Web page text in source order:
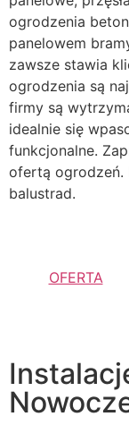
ogrodzenia
panelowem
zawsze stawia
ogrodzenia są
firmy są
idealnie się
funkcjonalne.
ofertą ogrodzeń.
balustrad.
OFERTA